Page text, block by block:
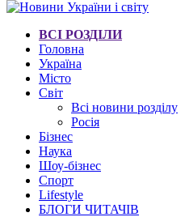
ВСІ РОЗДІЛИ
Головна
Україна
Місто
Світ
Всі новини розділу
Росія
Бізнес
Наука
Шоу-бізнес
Спорт
Lifestyle
БЛОГИ ЧИТАЧІВ